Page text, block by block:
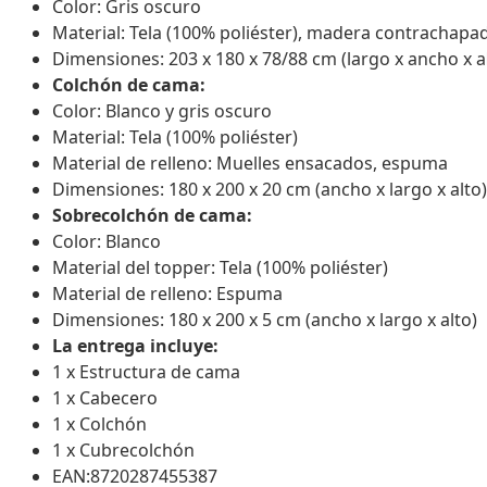
Color: Gris oscuro
Material: Tela (100% poliéster), madera
Dimensiones: 203 x 180 x 78/88 cm (largo x ancho x
Colchón de cama:
Color: Blanco y gris oscuro
Material: Tela (100% poliéster)
Material de relleno: Muelles ensacados, espuma
Dimensiones: 180 x 200 x 20 cm (ancho x largo x alto)
Sobrecolchón de cama:
Color: Blanco
Material del topper: Tela (100% poliéster)
Material de relleno: Espuma
Dimensiones: 180 x 200 x 5 cm (ancho x largo x alto)
La entrega incluye:
1 x Estructura de cama
1 x Cabecero
1 x Colchón
1 x Cubrecolchón
EAN:8720287455387